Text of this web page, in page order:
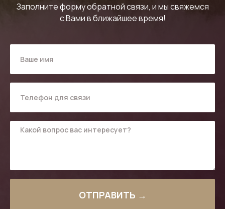
Заполните форму обратной связи, и мы свяжемся
с Вами в ближайшее время!
ОТПРАВИТЬ →